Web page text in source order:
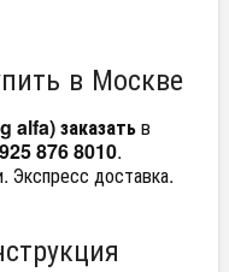
в Москве
заказатьв
876 8010.
Экспресс доставка.